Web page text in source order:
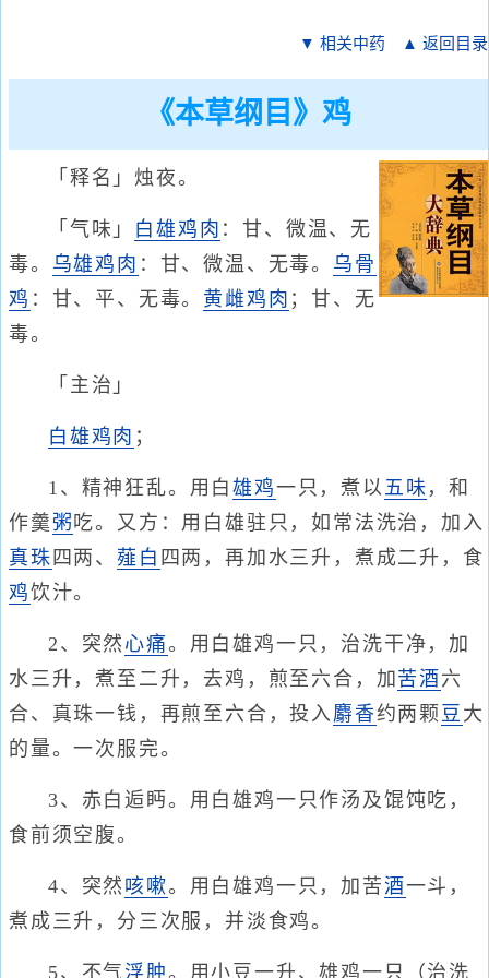
▼ 相关中药 ▲ 返回目录
《本草纲目》鸡
「释名」烛夜。
「气味」 白雄鸡肉 ：甘、微温、无
毒。 乌雄鸡肉 ：甘、微温、无毒。 乌骨
鸡 ：甘、平、无毒。 黄雌鸡肉 ；甘、无
毒。
「主治」
白雄鸡 肉 ；
1、精神狂乱。用白雄鸡一只，煮以 五味 ，和
作羹粥吃。又方：用白雄驻只，如常法洗治，加入
真珠 四两、 薤白 四两，再加水三升，煮成二升，食
鸡饮汁。
2、突然 心痛。用白雄鸡一只，治洗干净，加
水三升，煮至二升，去鸡，煎至六合，加 苦酒 六
合、真珠一钱，再煎至六合，投入麝香约两颗 豆 大
的量。一次服完。
3、赤白逅眄。用白雄鸡一只作汤及馄饨吃，
食前须空腹。
4、突然 咳嗽。用白雄鸡一只，加苦酒一斗，
煮成三升，分三次服，并淡食鸡。
5、不气浮肿。用小豆一升、雄鸡一只（治洗